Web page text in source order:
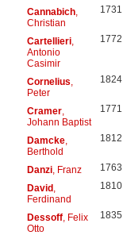
Cannabich,
Christian
1731
Cartellieri,
Antonio
Casimir
1772
Cornelius
Peter
1824
Cramer,
Johann Baptist
1771
Damcke,
Berthold
1812
Danzi, Franz 1763
David,
Ferdinand
1810
Dessoff, Felix
Otto
1835